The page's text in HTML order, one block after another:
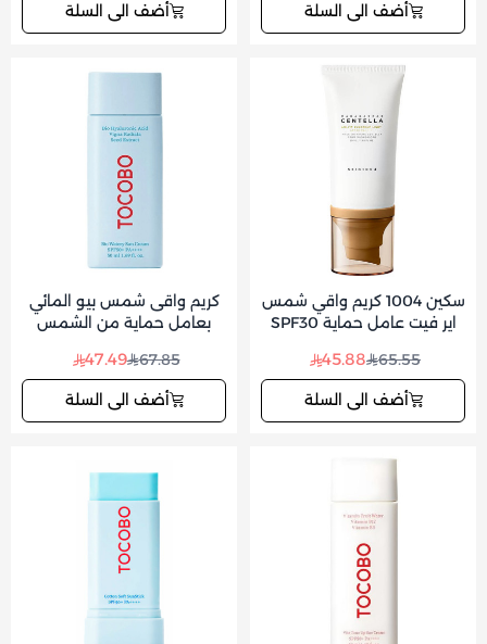
أضف الى السلة أضف الى السلة
سكين 1004 كريم واقي شمس
اير فيت عامل حماية SPF30
65.55
45.88
أضف الى السلة
كريم واقى شمس بيو المائي
بعامل حماية من الشمس
توكوبو67.85
47.49
أضف الى السلة